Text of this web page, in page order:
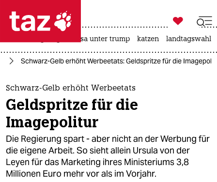
 taz zahl ich
taz zahl ich
themen
politik
öko
gesellschaft
kultur

taz zahl ich
usa unter trump katzen landtagswahl
Schwarz-Gelb erhöht Werbeetats: Geldspritze für die
Schwarz-Gelb erhöht Werbeetats
Geldspritze für die
Imagepolitur
Die Regierung spart - aber nicht an der Werbung für
die eigene Arbeit. So sieht allein Ursula von der
Leyen für das Marketing ihres Ministeriums 3,8
Millionen Euro mehr vor als im Vorjahr.